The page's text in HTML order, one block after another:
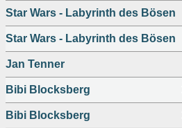
Star Wars - Labyrinth des Bösen
Star Wars - Labyrinth des Bösen
Jan Tenner
Bibi Blocksberg
Bibi Blocksberg